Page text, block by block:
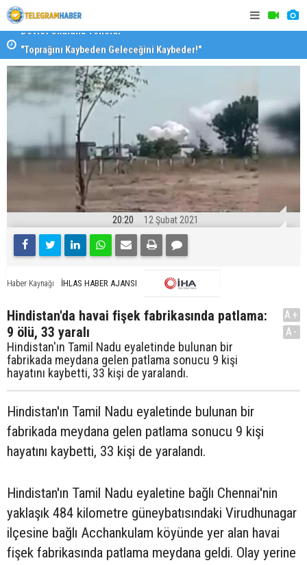
"Toprağını Kaybeden Geleceğini Kaybeder!"
20:20 12 Şubat 2021
Haber Kaynağı İHLAS HABER AJANSI
Hindistan'da havai fişek fabrikasında patlama:
9 ölü, 33 yaralı
Hindistan'ın Tamil Nadu eyaletinde bulunan bir
fabrikada meydana gelen patlama sonucu 9 kişi
hayatını kaybetti, 33 kişi de yaralandı.
A+
A-
Hindistan'ın Tamil Nadu eyaletinde bulunan bir
fabrikada meydana gelen patlama sonucu 9 kişi
hayatını kaybetti, 33 kişi de yaralandı.
Hindistan'ın Tamil Nadu eyaletine bağlı Chennai'nin
yaklaşık 484 kilometre güneybatısındaki Virudhunagar
ilçesine bağlı Acchankulam köyünde yer alan havai
fişek fabrikasında patlama meydana geldi. Olay yerine